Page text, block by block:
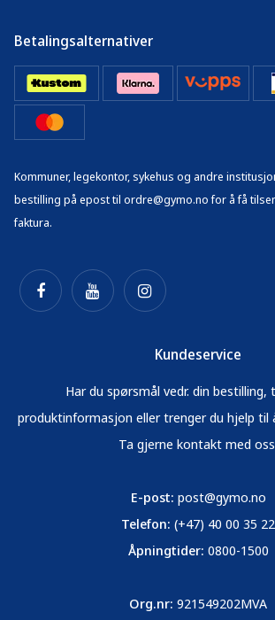
Betalingsalternativer
Kommuner, legekontor, sykehus og andre
bestilling på epost til ordre@gymo.no for å få
faktura.
Kundeservice
Har du spørsmål vedr. din bestilling,
produktinformasjon eller trenger du hjelp til
Ta gjerne kontakt med
E-post: post@gymo.no
Telefon: (+47) 40 00 35 22
Åpningtider: 0800-1500
Org.nr: 921549202MVA